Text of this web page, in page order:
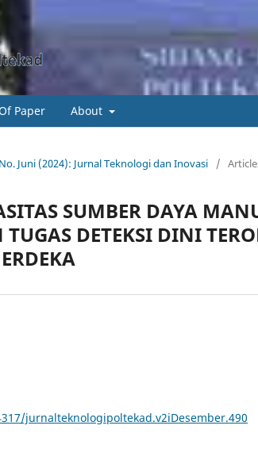
Paper About
Juni (2024): Jurnal Teknologi dan Inovasi /
SUMBER DAYA
DETEKSI DINI
jurnalteknologipoltekad.v2iDesember.490